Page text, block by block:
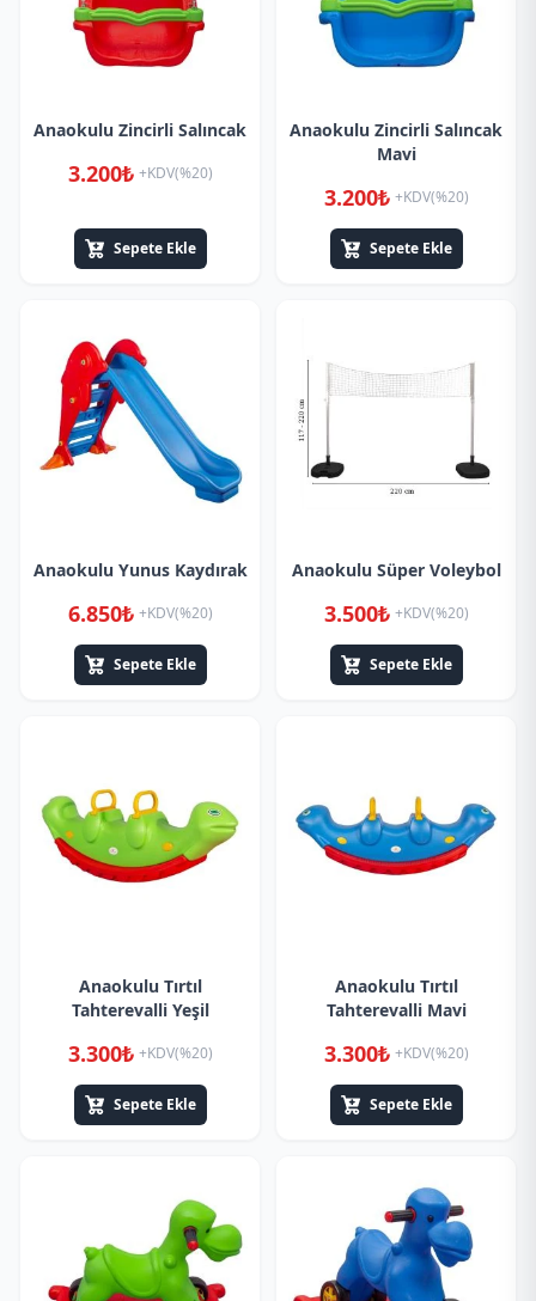
Anaokulu Zincirli Salıncak
3.200₺ +KDV(%20)
Sepete Ekle
Anaokulu Zincirli Salıncak
Mavi
3.200₺ +KDV(%20)
Sepete Ekle
Anaokulu Yunus Kaydırak
6.850₺ +KDV(%20)
Sepete Ekle
Anaokulu Süper Voleybol
3.500₺ +KDV(%20)
Sepete Ekle
Anaokulu Tırtıl
Tahterevalli Yeşil
3.300₺ +KDV(%20)
Sepete Ekle
Anaokulu Tırtıl
Tahterevalli Mavi
3.300₺ +KDV(%20)
Sepete Ekle